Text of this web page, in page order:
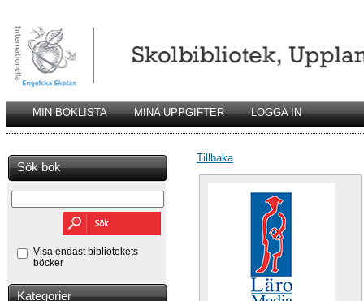
MIN BOKLISTA MINA UPPGIFTER LOGGA IN
Sök bok
Visa endast bibliotekets
böcker
Kategorier
Tillbaka